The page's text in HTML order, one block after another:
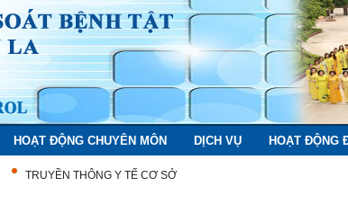
HOẠT ĐỘNG CHUYÊN MÔN DỊCH VỤ HOẠT ĐỘNG
TRUYỀN THÔNG Y TẾ CƠ SỞ